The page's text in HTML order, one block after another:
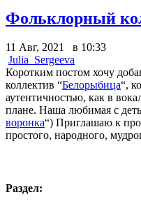
Фольклорный
11 Авг, 2021 в 10:33
Julia_Sergeeva
Коротким постом хочу
коллектив “Белорыбица“,
аутентичностью, как в
плане. Наша любимая с
воронка“) Приглашаю к
простого, народного,
Раздел: